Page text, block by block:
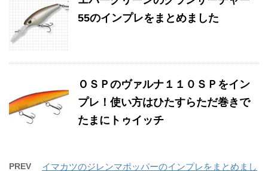
55のインプレをまとめました
ＯＳＰのヴァルナ１１０ＳＰをイン
プレ！使い方はひたすらただ巻きで
たまにトゥイッチ
PREV イマカツのジレンマポッパーのインプレをまとめまし